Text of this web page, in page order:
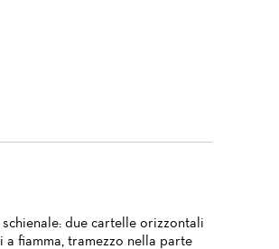
due cartelle orizzontali
fiamma, tramezzo nella parte